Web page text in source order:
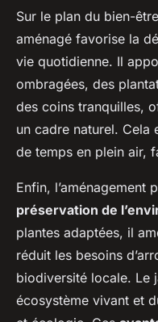
Sur le plan du bien-
aménagé favorise la
vie quotidienne. Il
ombragées, des
des coins tranquilles,
un cadre naturel. Cela
de temps en plein air,
Enfin, l’aménagement
préservation de
plantes adaptées, il
réduit les besoins
biodiversité locale. Le
écosystème vivant et